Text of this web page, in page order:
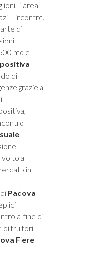
l’ area
– incontro.
di
mq e
di
grazie a
,
volto a
in
Padova
al fine di
di fruitori.
Fiere